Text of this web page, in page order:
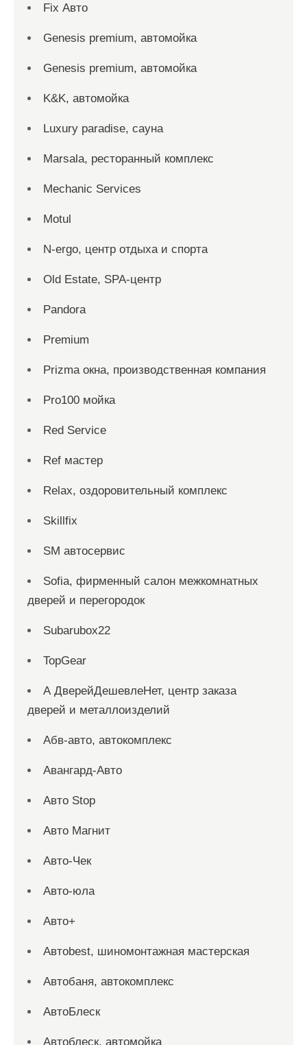
Fix Авто
Genesis premium, автомойка
Genesis premium, автомойка
K&K, автомойка
Luxury paradise, сауна
Marsala, ресторанный комплекс
Mechanic Services
Motul
N-ergo, центр отдыха и спорта
Old Estate, SPA-центр
Pandora
Premium
Prizma окна, производственная компания
Pro100 мойка
Red Service
Ref мастер
Relax, оздоровительный комплекс
Skillfix
SM автосервис
Sofia, фирменный салон межкомнатных
дверей и перегородок
Subarubox22
TopGear
А ДверейДешевлеНет, центр заказа
дверей и металлоизделий
Абв-авто, автокомплекс
Авангард-Авто
Авто Stop
Авто Магнит
Авто-Чек
Авто-юла
Авто+
Автоbest, шиномонтажная мастерская
Автобаня, автокомплекс
АвтоБлеск
Автоблеск, автомойка